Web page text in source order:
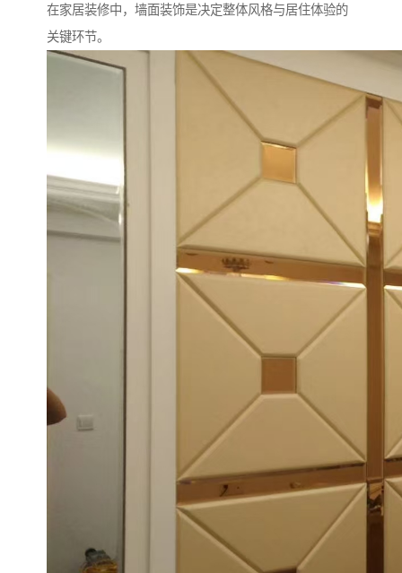
在家居装修中，墙面装饰是决定整体风格与居住体验的
关键环节。